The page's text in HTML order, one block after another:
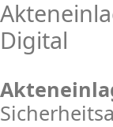
Digital